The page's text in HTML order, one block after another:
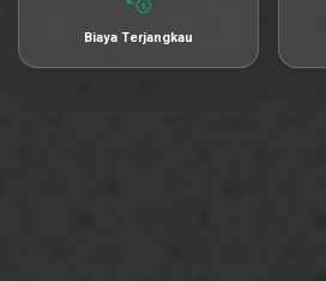
Biaya Terjangkau